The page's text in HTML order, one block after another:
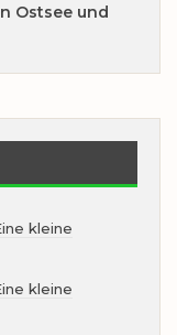
Ostsee und
kleine
kleine